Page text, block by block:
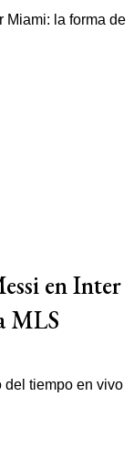
en Inter
MLS